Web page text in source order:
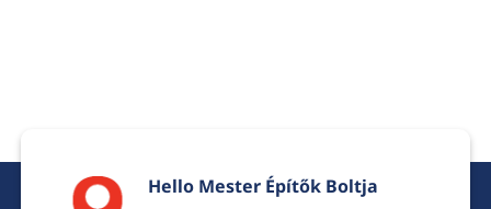
Hello Mester Építők Boltja